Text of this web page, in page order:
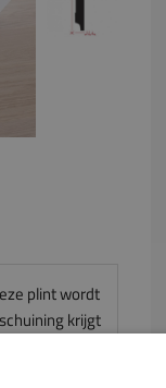
plint wordt
krijgt